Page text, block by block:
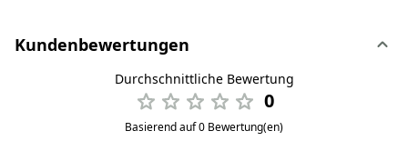
Kundenbewertungen
Durchschnittliche Bewertung
0
Basierend auf 0 Bewertung(en)